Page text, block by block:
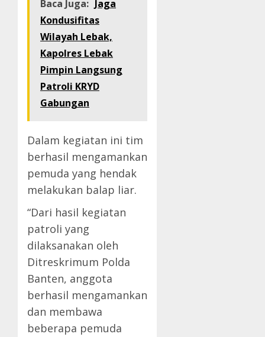
Baca Juga: Jaga
Kondusifitas
Wilayah Lebak,
Kapolres Lebak
Pimpin Langsung
Patroli KRYD
Gabungan
Dalam kegiatan ini tim
berhasil mengamankan
pemuda yang hendak
melakukan balap liar.
“Dari hasil kegiatan
patroli yang
dilaksanakan oleh
Ditreskrimum Polda
Banten, anggota
berhasil mengamankan
dan membawa
beberapa pemuda